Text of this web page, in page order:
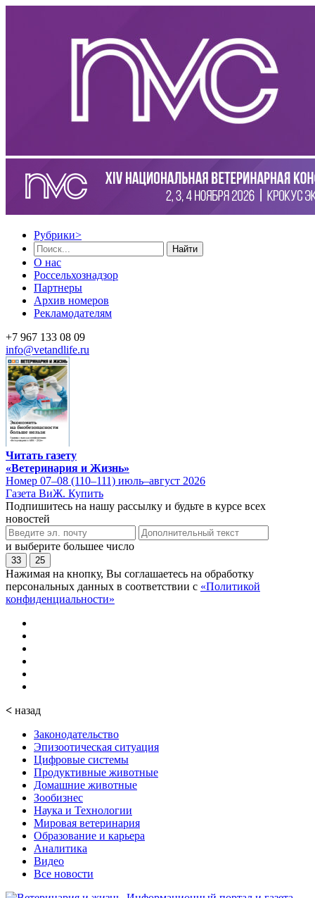
Рубрики>
Найти
О нас
Россельхознадзор
Партнеры
Архив номеров
Рекламодателям
+7 967 133 08 09
info@vetandlife.ru
Читать газету
«Ветеринария и Жизнь»
Номер 07–08 (110–111) июль–август 2026
Газета ВиЖ. Купить
Подпишитесь на нашу рассылку и будьте в курсе всех
новостей
и выберите большее число
33 25
Нажимая на кнопку, Вы соглашаетесь на обработку
персональных данных в соответствии с «Политикой
конфиденциальности»
< назад
Законодательство
Эпизоотическая ситуация
Цифровые системы
Продуктивные животные
Домашние животные
Зообизнес
Наука и Технологии
Мировая ветеринария
Образование и карьера
Аналитика
Видео
Все новости